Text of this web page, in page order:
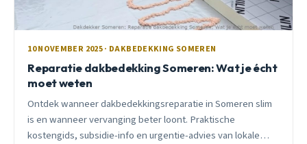
10 NOVEMBER 2025 · DAKBEDEKKING SOMEREN
Reparatie dakbedekking Someren: Wat je écht
moet weten
Ontdek wanneer dakbedekkingsreparatie in Someren slim
is en wanneer vervanging beter loont. Praktische
kostengids, subsidie-info en urgentie-advies van lokale